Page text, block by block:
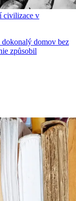
civilizace v
domov bez
způsobil